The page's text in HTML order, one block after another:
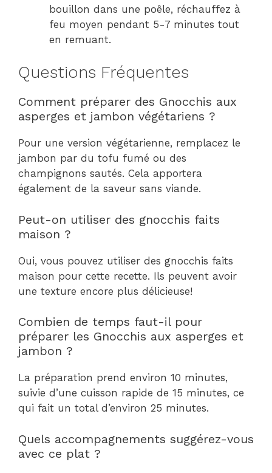
bouillon dans une poêle, réchauffez à
feu moyen pendant 5-7 minutes tout
en remuant.
Questions Fréquentes
Comment préparer des Gnocchis aux
asperges et jambon végétariens ?
Pour une version végétarienne, remplacez le
jambon par du tofu fumé ou des
champignons sautés. Cela apportera
également de la saveur sans viande.
Peut-on utiliser des gnocchis faits
maison ?
Oui, vous pouvez utiliser des gnocchis faits
maison pour cette recette. Ils peuvent avoir
une texture encore plus délicieuse!
Combien de temps faut-il pour
préparer les Gnocchis aux asperges et
jambon ?
La préparation prend environ 10 minutes,
suivie d’une cuisson rapide de 15 minutes, ce
qui fait un total d’environ 25 minutes.
Quels accompagnements suggérez-vous
avec ce plat ?